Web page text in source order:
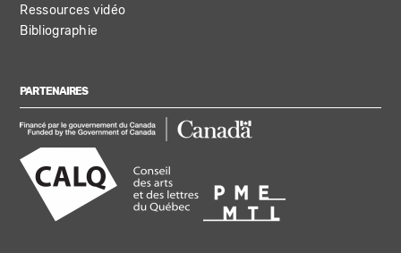
Ressources vidéo
Bibliographie
PARTENAIRES